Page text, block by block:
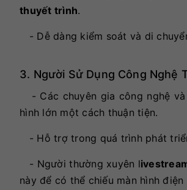
thuyết trình.
- Dễ dàng kiểm soát và di
3. Người Sử Dụng Công Nghệ
- Các chuyên gia công nghệ
hình lớn một cách thuận tiện.
- Hỗ trợ trong quá trình phát
- Người thường xuyên l
này để có thể chiếu màn hình